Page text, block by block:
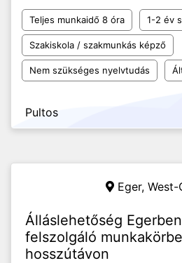
Teljes munkaidő 8 óra 1-2 év
Szakiskola / szakmunkás képző
Nem szükséges nyelvtudás
Pultos
Eger, West-
Álláslehetőség Egerben
felszolgáló
hosszútávon